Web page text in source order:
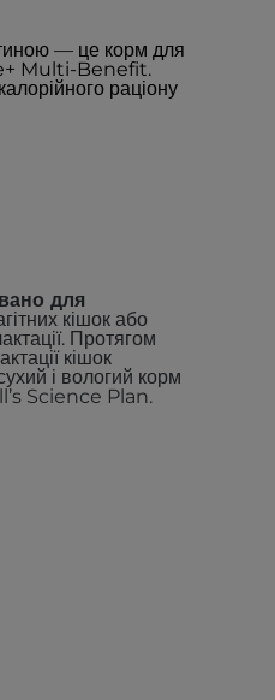
— це корм для
Multi-Benefit.
раціону
для
кішок або
Протягом
кішок
і вологий корм
Science Plan.